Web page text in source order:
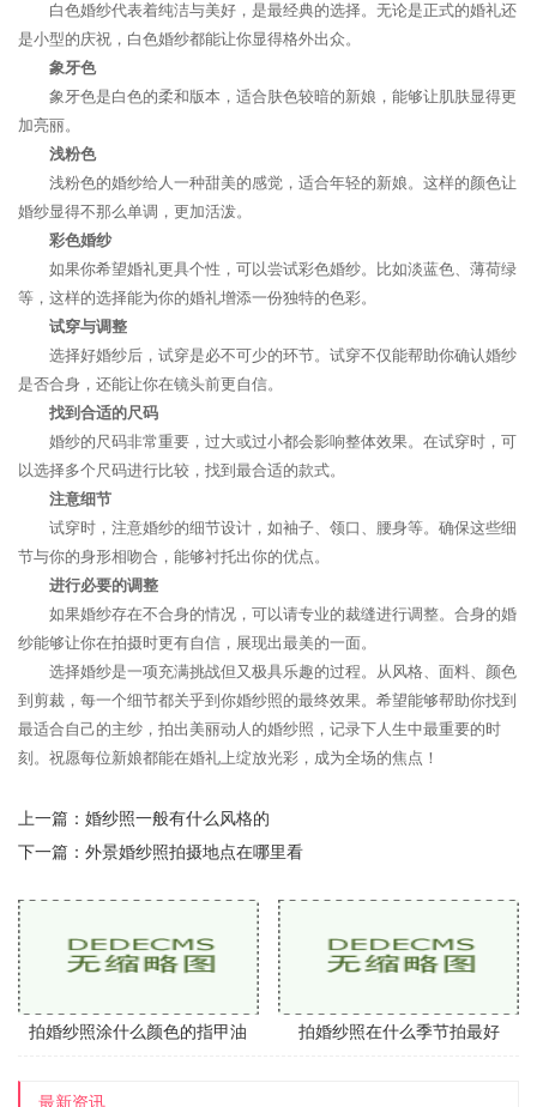
白色婚纱代表着纯洁与美好，是最经典的选择。无论是正式的婚礼还
是小型的庆祝，白色婚纱都能让你显得格外出众。
象牙色
象牙色是白色的柔和版本，适合肤色较暗的新娘，能够让肌肤显得更
加亮丽。
浅粉色
浅粉色的婚纱给人一种甜美的感觉，适合年轻的新娘。这样的颜色让
婚纱显得不那么单调，更加活泼。
彩色婚纱
如果你希望婚礼更具个性，可以尝试彩色婚纱。比如淡蓝色、薄荷绿
等，这样的选择能为你的婚礼增添一份独特的色彩。
试穿与调整
选择好婚纱后，试穿是必不可少的环节。试穿不仅能帮助你确认婚纱
是否合身，还能让你在镜头前更自信。
找到合适的尺码
婚纱的尺码非常重要，过大或过小都会影响整体效果。在试穿时，可
以选择多个尺码进行比较，找到最合适的款式。
注意细节
试穿时，注意婚纱的细节设计，如袖子、领口、腰身等。确保这些细
节与你的身形相吻合，能够衬托出你的优点。
进行必要的调整
如果婚纱存在不合身的情况，可以请专业的裁缝进行调整。合身的婚
纱能够让你在拍摄时更有自信，展现出最美的一面。
选择婚纱是一项充满挑战但又极具乐趣的过程。从风格、面料、颜色
到剪裁，每一个细节都关乎到你婚纱照的最终效果。希望能够帮助你找到
最适合自己的主纱，拍出美丽动人的婚纱照，记录下人生中最重要的时
刻。祝愿每位新娘都能在婚礼上绽放光彩，成为全场的焦点！
上一篇： 婚纱照一般有什么风格的
下一篇： 外景婚纱照拍摄地点在哪里看
拍婚纱照涂什么颜色的指甲油 拍婚纱照在什么季节拍最好
最新资讯